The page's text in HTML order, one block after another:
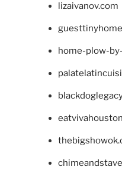
lizaivanov.com
home-plow-